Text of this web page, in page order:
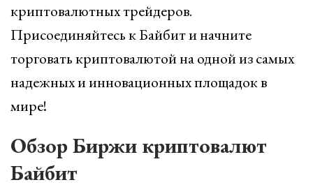
криптовалютных трейдеров.
Присоединяйтесь к Байбит и начните
торговать криптовалютой на одной из самых
надежных и инновационных площадок в
мире!
Обзор Биржи криптовалют
Байбит